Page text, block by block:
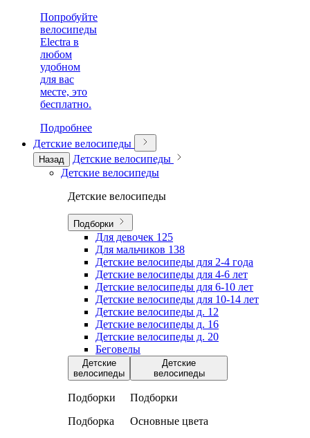
Попробуйте
велосипеды
Electra в
любом
удобном
для вас
месте, это
бесплатно.
Подробнее
Детские велосипеды
Назад
Детские велосипеды
Детские велосипеды
Детские велосипеды
Подборки
Для девочек 125
Для мальчиков 138
Детские велосипеды для 2-4 года
Детские велосипеды для 4-6 лет
Детские велосипеды для 6-10 лет
Детские велосипеды для 10-14 лет
Детские велосипеды д. 12
Детские велосипеды д. 16
Детские велосипеды д. 20
Беговелы
Детские
велосипеды
Подборки
Подборка
Детские
велосипеды
Подборки
Основные цвета